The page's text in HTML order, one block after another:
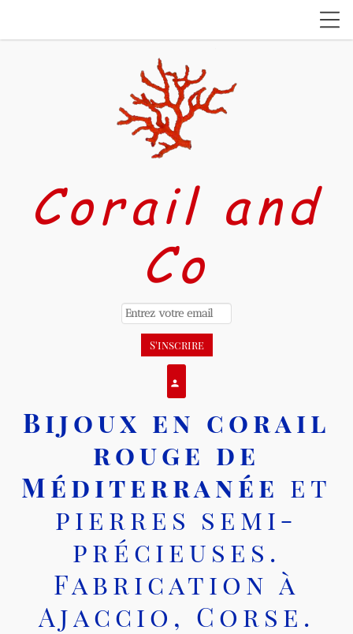
Corail and
Co
person
Bijoux en corail
rouge de
Méditerranée et
pierres semi-
précieuses.
Fabrication à
Ajaccio, Corse.